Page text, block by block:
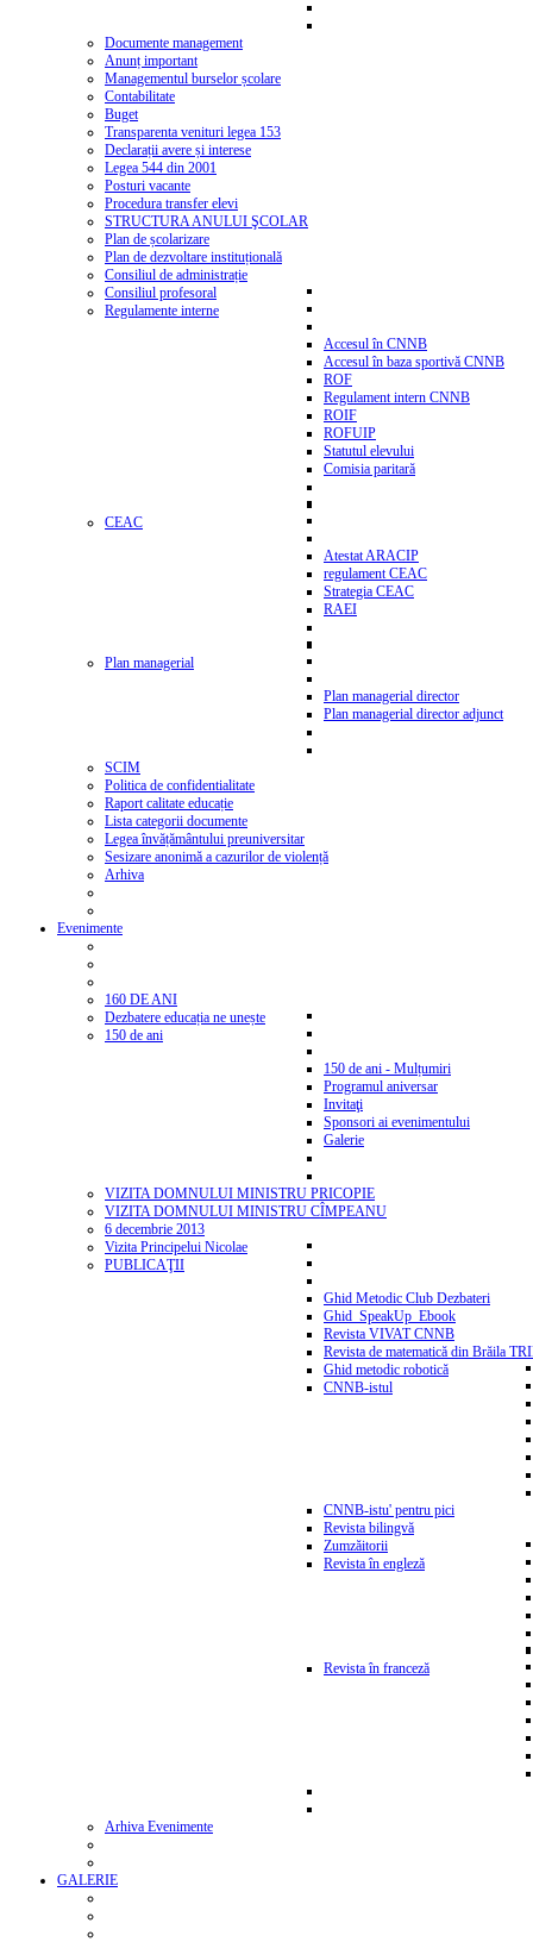
Documente management
Anunț important
Managementul burselor școlare
Contabilitate
Buget
Transparenta venituri legea 153
Declarații avere și interese
Legea 544 din 2001
Posturi vacante
Procedura transfer elevi
STRUCTURA ANULUI ŞCOLAR
Plan de școlarizare
Plan de dezvoltare instituțională
Consiliul de administrație
Consiliul profesoral
Regulamente interne
Accesul în CNNB
Accesul în baza sportivă CNNB
ROF
Regulament intern CNNB
ROIF
ROFUIP
Statutul elevului
Comisia paritară
CEAC
Atestat ARACIP
regulament CEAC
Strategia CEAC
RAEI
Plan managerial
Plan managerial director
Plan managerial director adjunct
SCIM
Politica de confidentialitate
Raport calitate educație
Lista categorii documente
Legea învățământului preuniversitar
Sesizare anonimă a cazurilor de violență
Arhiva
Evenimente
160 DE ANI
Dezbatere educația ne unește
150 de ani
150 de ani - Mulțumiri
Programul aniversar
Invitaţi
Sponsori ai evenimentului
Galerie
VIZITA DOMNULUI MINISTRU PRICOPIE
VIZITA DOMNULUI MINISTRU CÎMPEANU
6 decembrie 2013
Vizita Principelui Nicolae
PUBLICAŢII
Ghid Metodic Club Dezbateri
Ghid_SpeakUp_Ebook
Revista VIVAT CNNB
Revista de matematică din Brăila
Ghid metodic robotică
CNNB-istul
CNNB-istu' pentru pici
Revista bilingvă
Zumzăitorii
Revista în engleză
Revista în franceză
Arhiva Evenimente
GALERIE